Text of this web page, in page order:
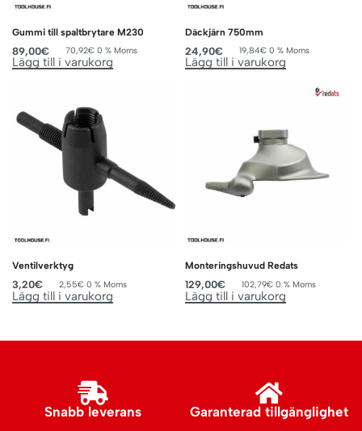
Gummi till spaltbrytare M230
89,00€ 70,92€ 0 % Moms
Lägg till i varukorg
Däckjärn 750mm
24,90€ 19,84€ 0 % Moms
Lägg till i varukorg
Ventilverktyg
3,20€ 2,55€ 0 % Moms
Lägg till i varukorg
Monteringshuvud Redats
129,00€ 102,79€ 0 % Moms
Lägg till i varukorg
Snabb leverans Garanterad tillgänglighet